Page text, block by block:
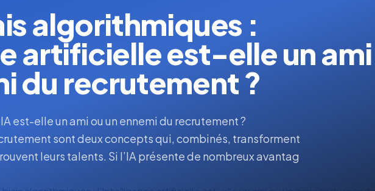
algorithmiques :
artificielle est-elle un ami
du recrutement ?
est-elle un ami ou un ennemi du recrutement ?
sont deux concepts qui, combinés, transforment
leurs talents. Si l’IA présente de nombreux avantag